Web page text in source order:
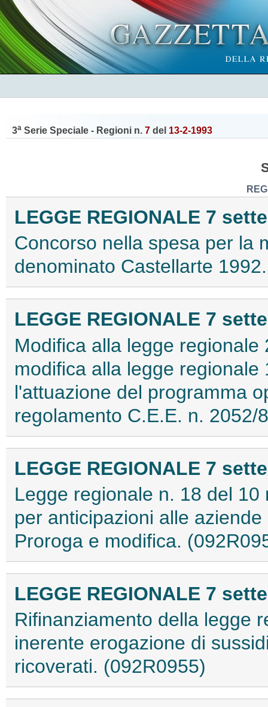
3a Serie Speciale - Regioni n. 7 del 13-2-1993
LEGGE REGIONALE 7
Concorso nella spesa per la
denominato Castellarte
LEGGE REGIONALE 7
Modifica alla legge
modifica alla legge
l'attuazione del programma
regolamento C.E.E. n. 2052/
LEGGE REGIONALE 7
Legge regionale n. 18 del
per anticipazioni alle
Proroga e modifica.
LEGGE REGIONALE 7
Rifinanziamento della legge
inerente erogazione di
ricoverati. (092R0955)